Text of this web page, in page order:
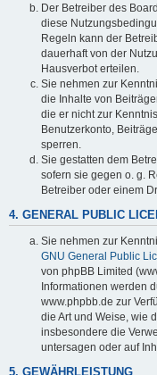
Der Betreiber des
diese
Regeln kann der
dauerhaft von der
Hausverbot erteilen.
Sie nehmen zur
die Inhalte von
die er nicht zur
Benutzerkonto,
sperren.
Sie gestatten dem
sofern sie gegen o. g.
Betreiber oder einem
4. GENERAL PUBLIC
Sie nehmen zur
GNU General Public
von phpBB Limited
Informationen werden
www.phpbb.de zur
die Art und Weise, wie
insbesondere die
untersagen oder auf
5. GEWÄHRLEISTUNG